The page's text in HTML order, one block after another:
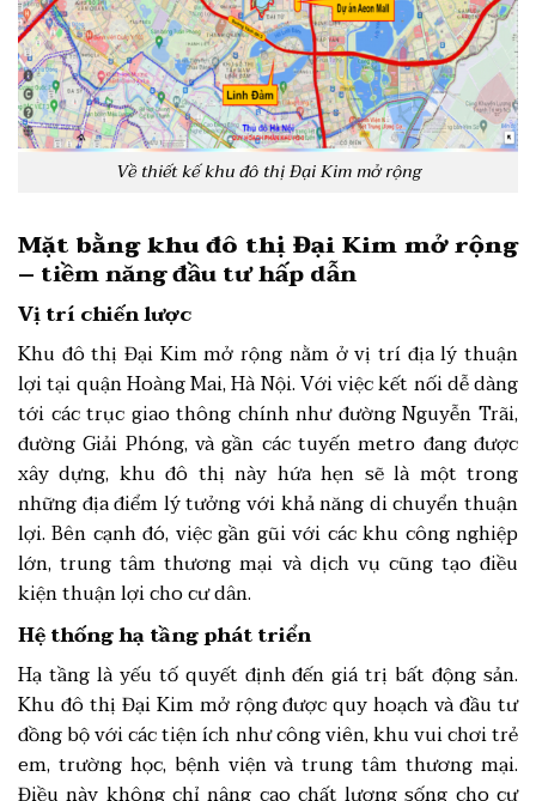
Về thiết kế khu đô thị Đại Kim mở rộng
Mặt bằng khu đô thị Đại Kim mở rộng
– tiềm năng đầu tư hấp dẫn
Vị trí chiến lược
Khu đô thị Đại Kim mở rộng nằm ở vị trí địa lý thuận
lợi tại quận Hoàng Mai, Hà Nội. Với việc kết nối dễ dàng
tới các trục giao thông chính như đường Nguyễn Trãi,
đường Giải Phóng, và gần các tuyến metro đang được
xây dựng, khu đô thị này hứa hẹn sẽ là một trong
những địa điểm lý tưởng với khả năng di chuyển thuận
lợi. Bên cạnh đó, việc gần gũi với các khu công nghiệp
lớn, trung tâm thương mại và dịch vụ cũng tạo điều
kiện thuận lợi cho cư dân.
Hệ thống hạ tầng phát triển
Hạ tầng là yếu tố quyết định đến giá trị bất động sản.
Khu đô thị Đại Kim mở rộng được quy hoạch và đầu tư
đồng bộ với các tiện ích như công viên, khu vui chơi trẻ
em, trường học, bệnh viện và trung tâm thương mại.